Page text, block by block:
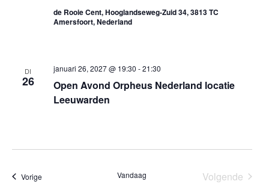
de Rooie Cent, Hooglandseweg-Zuid 34, 3813 TC
Amersfoort, Nederland
DI
26
Open Avond Orpheus Nederland locatie
Leeuwarden
januari 26, 2027 @ 19:30 -21:30
VorigeEvenementen Vandaag
Volgende